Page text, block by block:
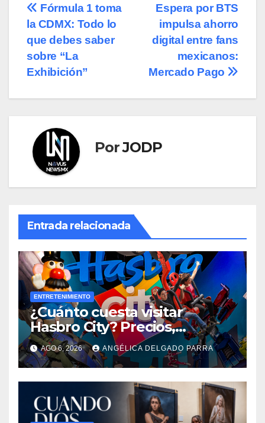
Navegación
de
entradas
Espera por BTS
impulsa ahorro
digital entre fans
mexicanos:
Mercado Pago
Fórmula 1 toma
la CDMX: Todo lo
que debes saber
sobre “La
Exhibición”
PorJODP
Entrada relacionada
ENTRETENIMIENTO
¿Cuánto cuesta visitar
Hasbro City? Precios,
atracciones y actividades de
Summer Fest
AGO 6, 2026 ANGÉLICA DELGADO PARRA